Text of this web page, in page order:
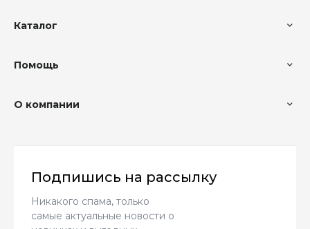
Каталог
Помощь
О компании
Подпишись на рассылку
Никакого спама, только
самые актуальные новости о